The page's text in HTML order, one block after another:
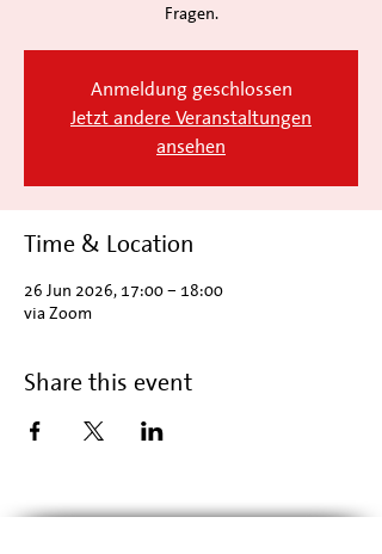
Fragen.
Anmeldung geschlossen
Jetzt andere Veranstaltungen
ansehen
Time & Location
26 Jun 2026, 17:00 – 18:00
via Zoom
Share this event